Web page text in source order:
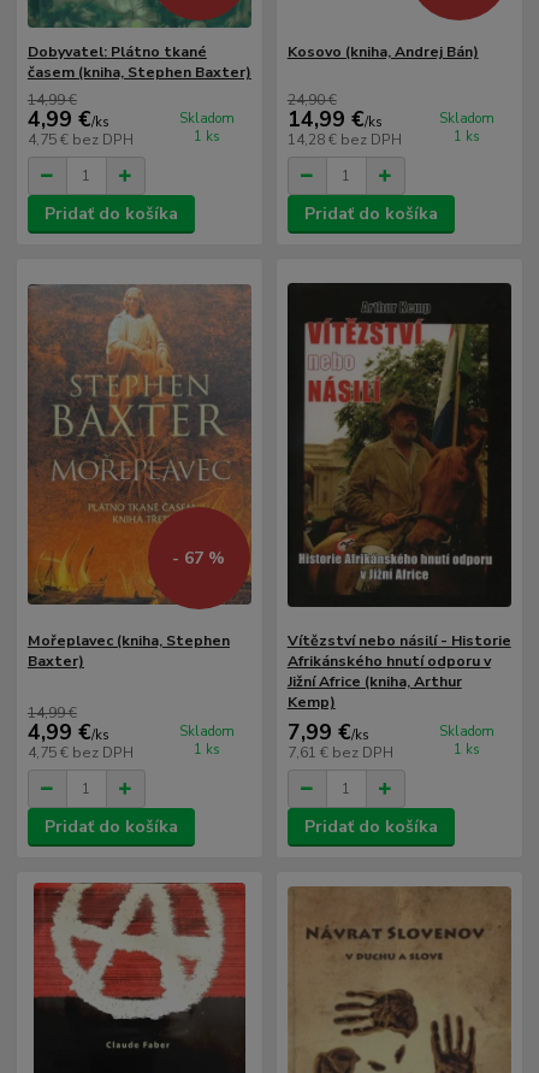
Dobyvatel: Plátno tkané
časem (kniha, Stephen Baxter)
14,99 €
4,99 €/ks
4,75 € bez DPH
Skladom
1 ks
Pridať do košíka
Kosovo (kniha, Andrej Bán)
24,90 €
14,99 €/ks
14,28 € bez DPH
Skladom
1 ks
Pridať do košíka
- 67 %
Mořeplavec (kniha, Stephen
Baxter)
14,99 €
4,99 €/ks
4,75 € bez DPH
Skladom
1 ks
Pridať do košíka
Vítězství nebo násilí - Historie
Afrikánského hnutí odporu v
Jižní Africe (kniha, Arthur
Kemp)
7,99 €/ks
7,61 € bez DPH
Skladom
1 ks
Pridať do košíka